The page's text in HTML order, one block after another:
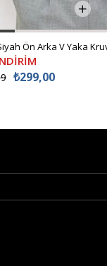
₺299,00